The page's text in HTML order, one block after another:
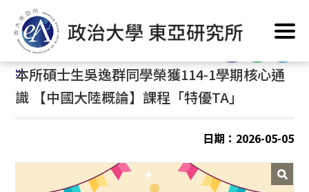
到
要
內
容
首頁/
:::
:::
本所碩士生吳逸群同學榮獲114-1學期核心通
識 【中國大陸概論】課程「特優TA」
日期：2026-05-05